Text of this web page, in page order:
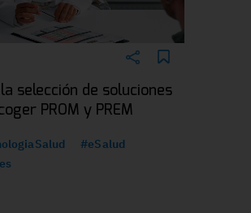
selección de soluciones
PROM y PREM
#eSalud